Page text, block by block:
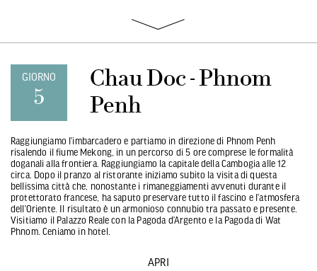
GIORNO
5
Chau Doc - Phnom
Penh
Raggiungiamo l’imbarcadero e partiamo in direzione di Phnom Penh
risalendo il fiume Mekong, in un percorso di 5 ore comprese le formalità
doganali alla frontiera. Raggiungiamo la capitale della Cambogia alle 12
circa. Dopo il pranzo al ristorante iniziamo subito la visita di questa
bellissima città che, nonostante i rimaneggiamenti avvenuti durante il
protettorato francese, ha saputo preservare tutto il fascino e l’atmosfera
dell’Oriente. Il risultato è un armonioso connubio tra passato e presente.
Visitiamo il Palazzo Reale con la Pagoda d’Argento e la Pagoda di Wat
Phnom. Ceniamo in hotel.
APRI